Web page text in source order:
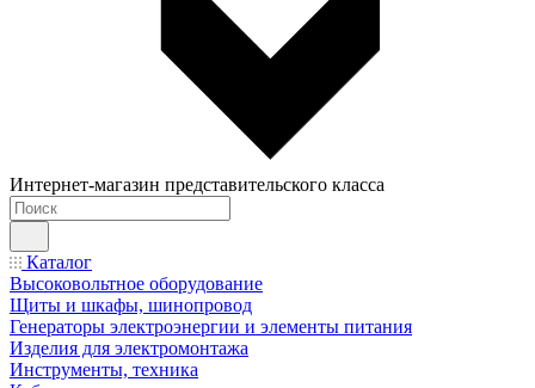
Интернет-магазин представительского класса
Каталог
Высоковольтное оборудование
Щиты и шкафы, шинопровод
Генераторы электроэнергии и элементы питания
Изделия для электромонтажа
Инструменты, техника